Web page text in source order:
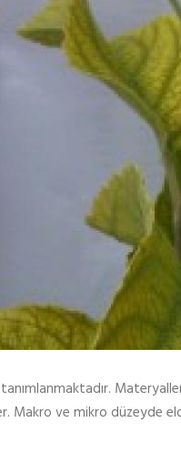
Makro ve mikro düzeyde